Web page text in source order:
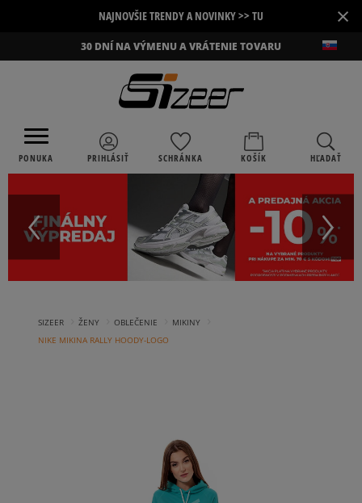
NAJNOVŠIE TRENDY A NOVINKY >> TU ×
30 DNÍ NA VÝMENU A VRÁTENIE TOVARU
PONUKA PRIHLÁSIŤ SCHRÁNKA KOŠÍK HĽADAŤ
SIZEER ŽENY OBLEČENIE MIKINY
NIKE MIKINA RALLY HOODY-LOGO